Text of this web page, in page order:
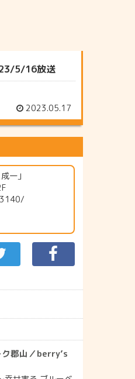
5/16放送
2023.05.17
一」
ク郡山／berry’s